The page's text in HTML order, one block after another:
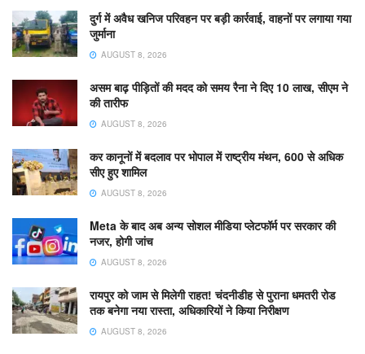
दुर्ग में अवैध खनिज परिवहन पर बड़ी कार्रवाई, वाहनों पर लगाया गया
जुर्माना
AUGUST 8, 2026
असम बाढ़ पीड़ितों की मदद को समय रैना ने दिए 10 लाख, सीएम ने
की तारीफ
AUGUST 8, 2026
कर कानूनों में बदलाव पर भोपाल में राष्ट्रीय मंथन, 600 से अधिक
सीए हुए शामिल
AUGUST 8, 2026
Meta के बाद अब अन्य सोशल मीडिया प्लेटफॉर्म पर सरकार की
नजर, होगी जांच
AUGUST 8, 2026
रायपुर को जाम से मिलेगी राहत! चंदनीडीह से पुराना धमतरी रोड
तक बनेगा नया रास्ता, अधिकारियों ने किया निरीक्षण
AUGUST 8, 2026